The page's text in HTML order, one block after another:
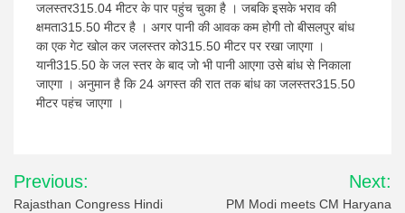
जलस्तर315.04 मीटर के पार पहुंच चुका है । जबकि इसके भराव की
क्षमता315.50 मीटर है । अगर पानी की आवक कम होगी तो बीसलपुर बांध
का एक गेट खोल कर जलस्तर को315.50 मीटर पर रखा जाएगा ।
यानी315.50 के जल स्तर के बाद जो भी पानी आएगा उसे बांध से निकाला
जाएगा । अनुमान है कि 24 अगस्त की रात तक बांध का जलस्तर315.50
मीटर पहंच जाएगा ।
Post
navigation
Previous:
Rajasthan Congress Hindi
Next:
PM Modi meets CM Haryana